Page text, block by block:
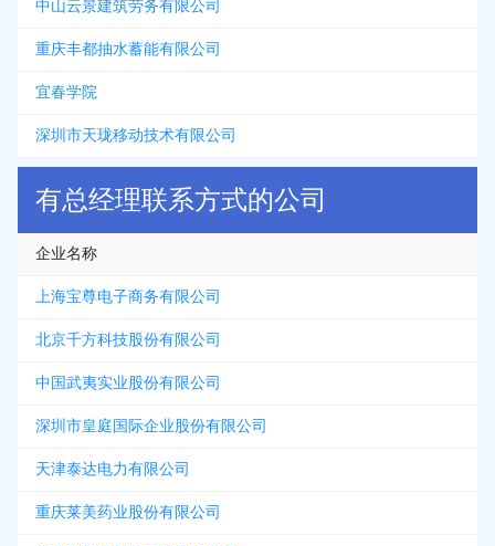
中山云景建筑劳务有限公司
重庆丰都抽水蓄能有限公司
宜春学院
深圳市天珑移动技术有限公司
有总经理联系方式的公司
企业名称
上海宝尊电子商务有限公司
北京千方科技股份有限公司
中国武夷实业股份有限公司
深圳市皇庭国际企业股份有限公司
天津泰达电力有限公司
重庆莱美药业股份有限公司